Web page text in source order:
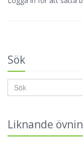
Sök
Liknande